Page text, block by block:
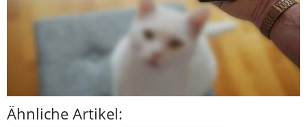
Ähnliche Artikel: